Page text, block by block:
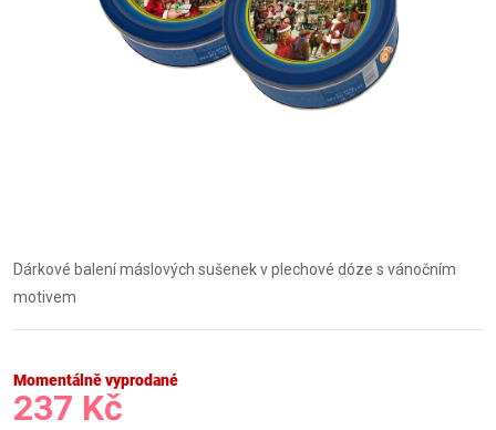
Dárkové balení máslových sušenek v plechové dóze s vánočním
motivem
Momentálně vyprodané
237 Kč